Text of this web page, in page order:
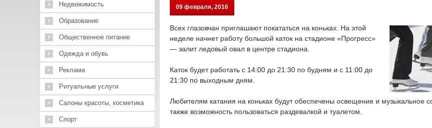
Недвижимость
Образование
Общественное питание
Одежда и обувь
Реклама
Ритуальные услуги
Салоны красоты, косметика
Спорт
09 февраля, 2016
Всех глазовчан приглашают покататься на коньках. На этой
неделе начнет работу большой каток на стадионе «Прогресс»
— залит ледовый овал в центре стадиона.
Каток будет работать с 14:00 до 21:30 по будням и с 11:00 до
21:30 по выходным дням.
Любителям катания на коньках будут обеспечены освещение и музыкальное
также возможность пользоваться раздевалкой и туалетом.